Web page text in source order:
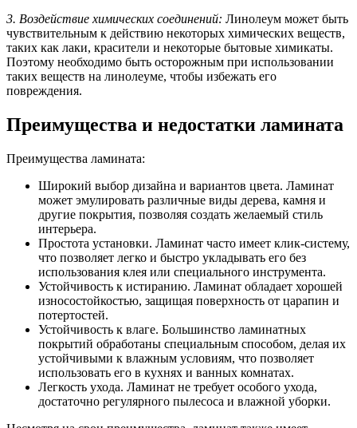
3. Воздействие химических соединений: Линолеум может быть
чувствительным к действию некоторых химических веществ,
таких как лаки, красители и некоторые бытовые химикаты.
Поэтому необходимо быть осторожным при использовании
таких веществ на линолеуме, чтобы избежать его
повреждения.
Преимущества и недостатки ламината
Преимущества ламината:
Широкий выбор дизайна и вариантов цвета. Ламинат
может эмулировать различные виды дерева, камня и
другие покрытия, позволяя создать желаемый стиль
интерьера.
Простота установки. Ламинат часто имеет клик-систему,
что позволяет легко и быстро укладывать его без
использования клея или специального инструмента.
Устойчивость к истиранию. Ламинат обладает хорошей
износостойкостью, защищая поверхность от царапин и
потертостей.
Устойчивость к влаге. Большинство ламинатных
покрытий обработаны специальным способом, делая их
устойчивыми к влажным условиям, что позволяет
использовать его в кухнях и ванных комнатах.
Легкость ухода. Ламинат не требует особого ухода,
достаточно регулярного пылесоса и влажной уборки.